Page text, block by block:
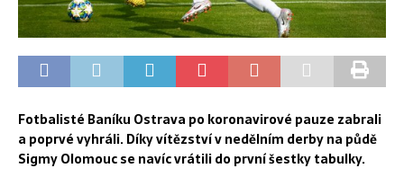
Fotbalisté Baníku Ostrava po koronavirové pauze zabrali
a poprvé vyhráli. Díky vítězství v nedělním derby na půdě
Sigmy Olomouc se navíc vrátili do první šestky tabulky.